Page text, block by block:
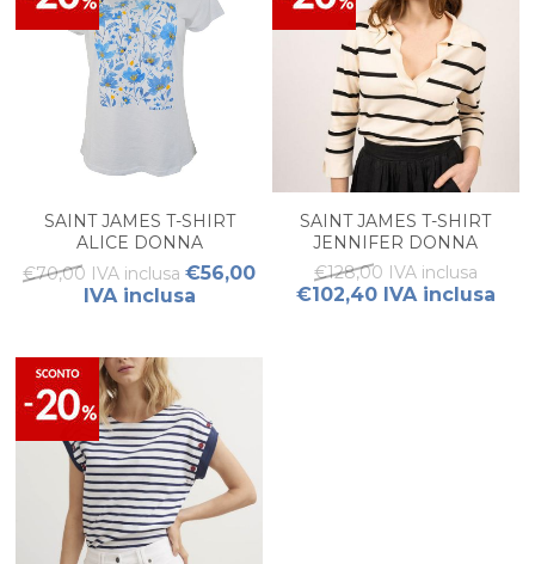
SAINT JAMES T-SHIRT
ALICE DONNA
€70,00 IVA inclusa €56,00
IVA inclusa
SAINT JAMES T-SHIRT
JENNIFER DONNA
€128,00 IVA inclusa
€102,40 IVA inclusa